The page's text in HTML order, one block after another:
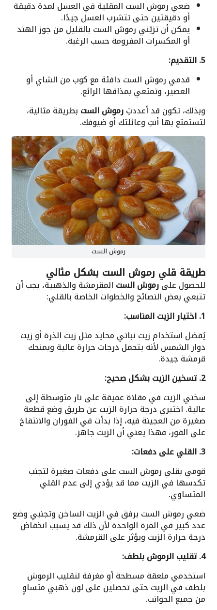
ضعي رموش الست المقلية في العسل لمدة دقيقة
أو دقيقتين حتى تتشرب العسل جيدًا.
يمكن أن تزيّني رموش الست بالقليل من جوز الهند
أو المكسرات المفرومة حسب الرغبة.
5. التقديم:
قدمي رموش الست دافئة مع كوب من الشاي أو
العصير، وتمتعي بمذاقها الرائع.
وبذلك، تكون قد أعددتِرموش الست بطريقة مثالية،
لتستمتع بها أنتِ وعائلتك أو ضيوفك.
رموش الست
طريقة قلي رموش الست بشكل مثالي
للحصول علىرموش الست المقرمشة والذهبية، يجب أن
تتبعي بعض النصائح والخطوات الخاصة بالقلي:
1. اختيار الزيت المناسب:
يُفضل استخدام زيت نباتي محايد مثل زيت الذرة أو زيت
دوار الشمس لأنه يتحمل درجات حرارة عالية ويمنحك
قرمشة جيدة.
2. تسخين الزيت بشكل صحيح:
سخني الزيت في مقلاة عميقة على نار متوسطة إلى
عالية. اختبري درجة حرارة الزيت عن طريق وضع قطعة
صغيرة من العجينة فيه، إذا بدأت في الفوران والانتفاخ
على الفور، فهذا يعني أن الزيت جاهز.
3. القلي على دفعات:
قومي بقلي رموش الست على دفعات صغيرة لتجنب
تكدسها في الزيت مما قد يؤدي إلى عدم القلي
المتساوي.
ضعي رموش الست برفق في الزيت الساخن وتجنبي وضع
عدد كبير في المرة الواحدة لأن ذلك قد يسبب انخفاض
درجة حرارة الزيت ويؤثر على القرمشة.
4. تقليب الرموش بلطف:
استخدمي ملعقة مسطحة أو مغرفة لتقليب الرموش
بلطف في الزيت حتى تحصلين على لون ذهبي متساوٍ
من جميع الجوانب.